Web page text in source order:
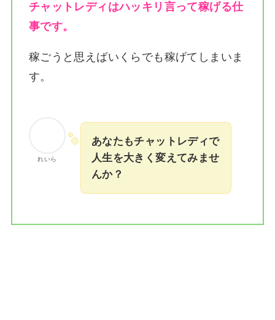
チャットレディはハッキリ言って稼げる仕
事です。
稼ごうと思えばいくらでも稼げてしまいま
す。
れいら
あなたもチャットレディで
人生を大きく変えてみませ
んか？